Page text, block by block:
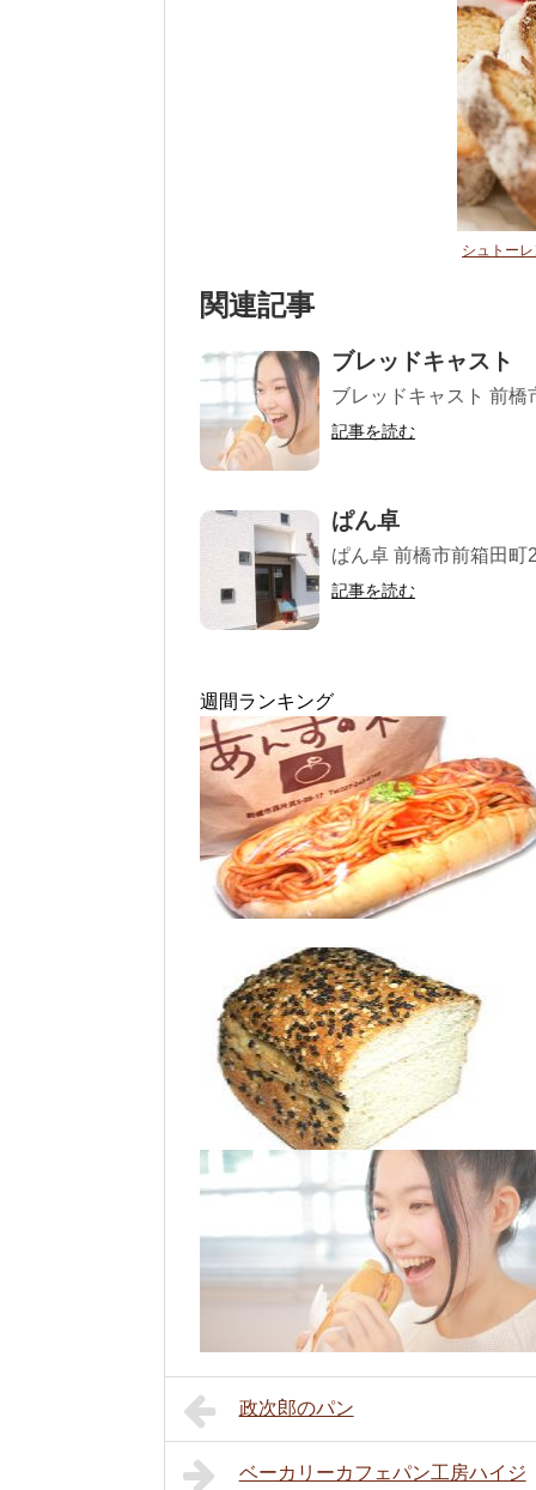
シュトー
関連記事
ブレッドキャスト
ブレッドキャスト 前橋
記事を読む
ぱん卓
ぱん卓 前橋市前箱田
記事を読む
週間ランキング
政次郎のパン
ベーカリーカフェパン工房ハイジ